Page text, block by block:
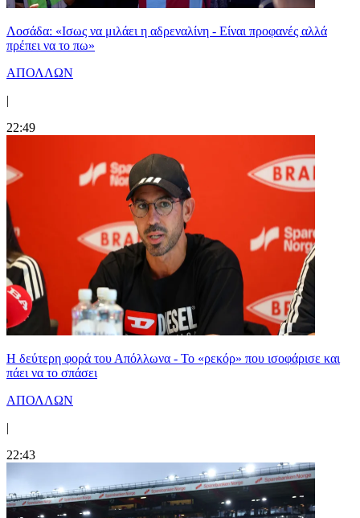
Λοσάδα: «Ισως να μιλάει η αδρεναλίνη - Είναι προφανές αλλά
πρέπει να το πω»
ΑΠΟΛΛΩΝ
|
22:49
Η δεύτερη φορά του Απόλλωνα - Το «ρεκόρ» που ισοφάρισε και
πάει να το σπάσει
ΑΠΟΛΛΩΝ
|
22:43